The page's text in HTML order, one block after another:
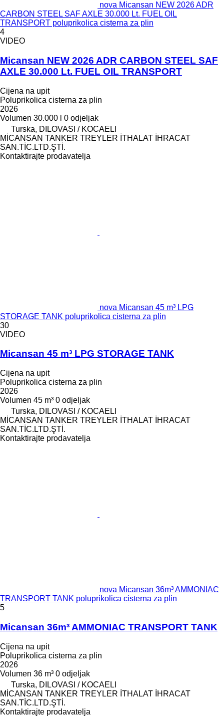
nova Micansan NEW 2026 ADR
CARBON STEEL SAF AXLE 30.000 Lt. FUEL OIL
TRANSPORT poluprikolica cisterna za plin
4
VIDEO
Micansan NEW 2026 ADR CARBON STEEL SAF
AXLE 30.000 Lt. FUEL OIL TRANSPORT
Cijena na upit
Poluprikolica cisterna za plin
2026
Volumen 30.000 l
0 odjeljak
Turska, DILOVASI / KOCAELI
MİCANSAN TANKER TREYLER İTHALAT İHRACAT
SAN.TİC.LTD.ŞTİ.
Kontaktirajte prodavatelja
nova Micansan 45 m³ LPG
STORAGE TANK poluprikolica cisterna za plin
30
VIDEO
Micansan 45 m³ LPG STORAGE TANK
Cijena na upit
Poluprikolica cisterna za plin
2026
Volumen 45 m³ 0 odjeljak
Turska, DILOVASI / KOCAELI
MİCANSAN TANKER TREYLER İTHALAT İHRACAT
SAN.TİC.LTD.ŞTİ.
Kontaktirajte prodavatelja
nova Micansan 36m³ AMMONIAC
TRANSPORT TANK poluprikolica cisterna za plin
5
Micansan 36m³ AMMONIAC TRANSPORT TANK
Cijena na upit
Poluprikolica cisterna za plin
2026
Volumen 36 m³ 0 odjeljak
Turska, DILOVASI / KOCAELI
MİCANSAN TANKER TREYLER İTHALAT İHRACAT
SAN.TİC.LTD.ŞTİ.
Kontaktirajte prodavatelja